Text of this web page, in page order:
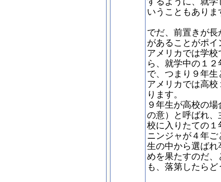
いうこともありま
でだ、前置きが
があることがポイ
アメリカでは学
ら、就学中の１
で、つまり９年
アメリカでは高
ります。
９年生が高校の
の意）と呼ばれ
校に入りたての
ニンジャが４年
生の中から選ば
めを果たすのだ
も、落第したら